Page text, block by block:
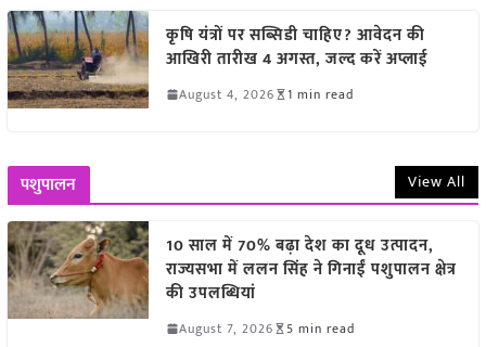
कृषि यंत्रों पर सब्सिडी चाहिए? आवेदन की
आखिरी तारीख 4 अगस्त, जल्द करें अप्लाई
August 4, 2026 1 min read
पशुपालन View All
10 साल में 70% बढ़ा देश का दूध उत्पादन,
राज्यसभा में ललन सिंह ने गिनाईं पशुपालन क्षेत्र
की उपलब्धियां
August 7, 2026 5 min read